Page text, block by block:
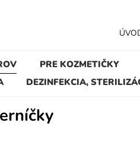
PRE KOZMETIČKY
DEZINFEKCIA,